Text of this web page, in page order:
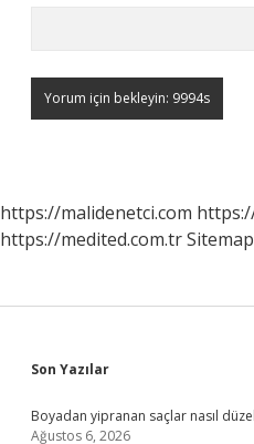
https://malidenetci.com
https://medited.com.trSitemap
Sidebar
Son Yazılar
Boyadan yipranan saçlar nasıl
Ağustos 6, 2026